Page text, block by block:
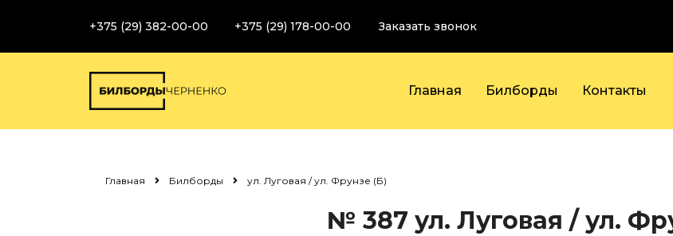
+375 (29) 382-00-00 +375 (29) 178-00-00 Заказать звонок
Главная Билборды Контакты
Главная Билборды ул. Луговая / ул. Фрунзе (Б)
№ 387 ул. Луговая / ул.